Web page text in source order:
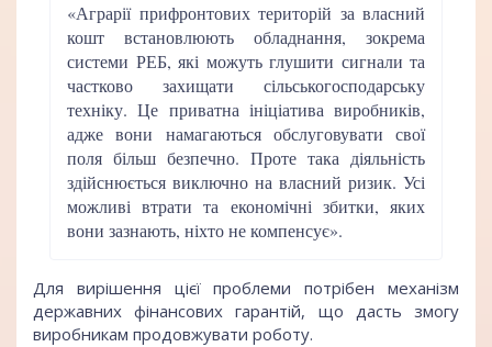
«Аграрії прифронтових територій за власний
кошт встановлюють обладнання, зокрема
системи РЕБ, які можуть глушити сигнали та
частково захищати сільськогосподарську
техніку. Це приватна ініціатива виробників,
адже вони намагаються обслуговувати свої
поля більш безпечно. Проте така діяльність
здійснюється виключно на власний ризик. Усі
можливі втрати та економічні збитки, яких
вони зазнають, ніхто не компенсує».
Для вирішення цієї проблеми потрібен механізм
державних фінансових гарантій, що дасть змогу
виробникам продовжувати роботу.